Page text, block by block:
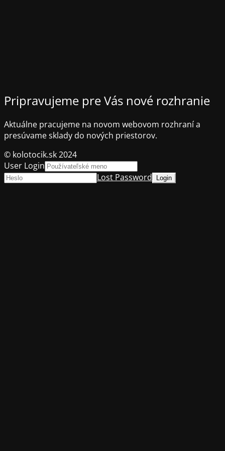
Pripravujeme pre Vás nové rozhranie
Aktuálne pracujeme na novom webovom rozhraní a
presúvame sklady do nových priestorov.
© kolotocik.sk 2024
User Login
Lost Password